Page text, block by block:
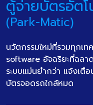
ตู้จ่ายบัตรอัต
(Park-Matic)
นวัตกรรมใหม่ที่รวมทุกเท
software อัจฉริยะที่ฉลา
ระบบแม่นยำกว่า แจ้งเตื
บัตรจอดรถใกล้หมด